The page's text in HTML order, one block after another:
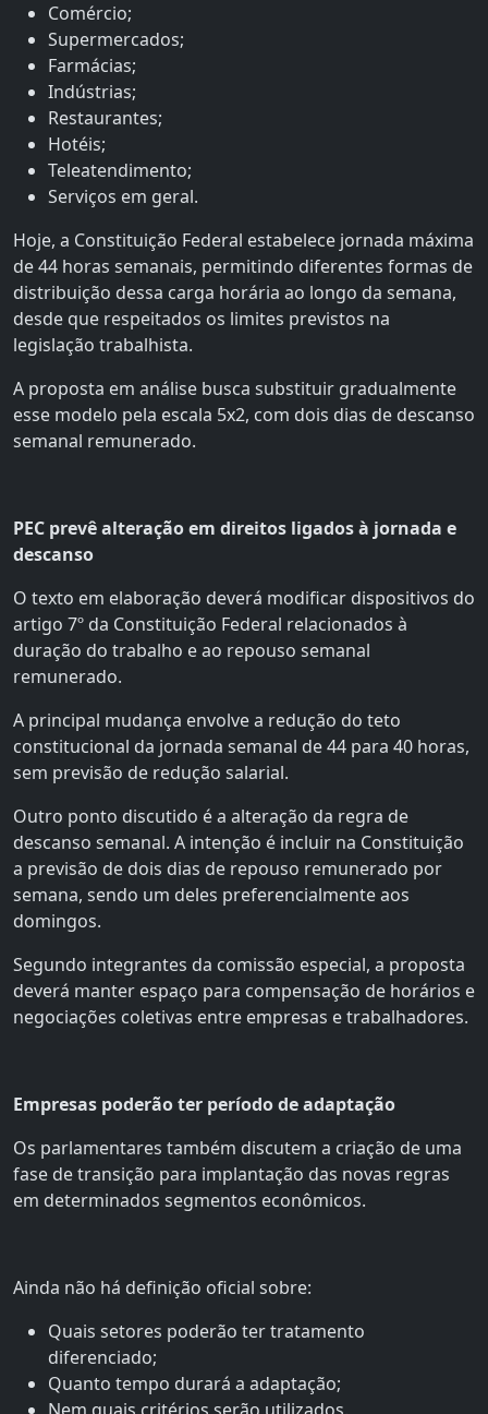
Comércio;
Supermercados;
Farmácias;
Indústrias;
Restaurantes;
Hotéis;
Teleatendimento;
Serviços em geral.
Hoje, a Constituição Federal estabelece jornada máxima
de 44 horas semanais, permitindo diferentes formas de
distribuição dessa carga horária ao longo da semana,
desde que respeitados os limites previstos na
legislação trabalhista.
A proposta em análise busca substituir gradualmente
esse modelo pela escala 5x2, com dois dias de descanso
semanal remunerado.
PEC prevê alteração em direitos ligados à jornada e
descanso
O texto em elaboração deverá modificar dispositivos do
artigo 7º da Constituição Federal relacionados à
duração do trabalho e ao repouso semanal
remunerado.
A principal mudança envolve a redução do teto
constitucional da jornada semanal de 44 para 40 horas,
sem previsão de redução salarial.
Outro ponto discutido é a alteração da regra de
descanso semanal. A intenção é incluir na Constituição
a previsão de dois dias de repouso remunerado por
semana, sendo um deles preferencialmente aos
domingos.
Segundo integrantes da comissão especial, a proposta
deverá manter espaço para compensação de horários e
negociações coletivas entre empresas e trabalhadores.
Empresas poderão ter período de adaptação
Os parlamentares também discutem a criação de uma
fase de transição para implantação das novas regras
em determinados segmentos econômicos.
Ainda não há definição oficial sobre:
Quais setores poderão ter tratamento
diferenciado;
Quanto tempo durará a adaptação;